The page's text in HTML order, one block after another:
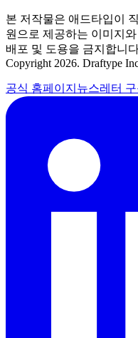
본 저작물은 애드타입이
원으로 제공하는 이미지
배포 및 도용을 금지합니
Copyright 2026. Draftype
공식 홈페이지 뉴스레터